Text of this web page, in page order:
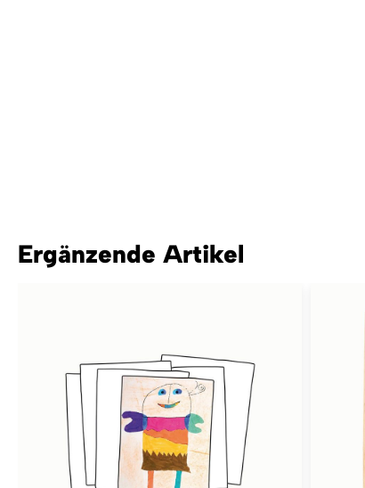
Ergänzende Artikel